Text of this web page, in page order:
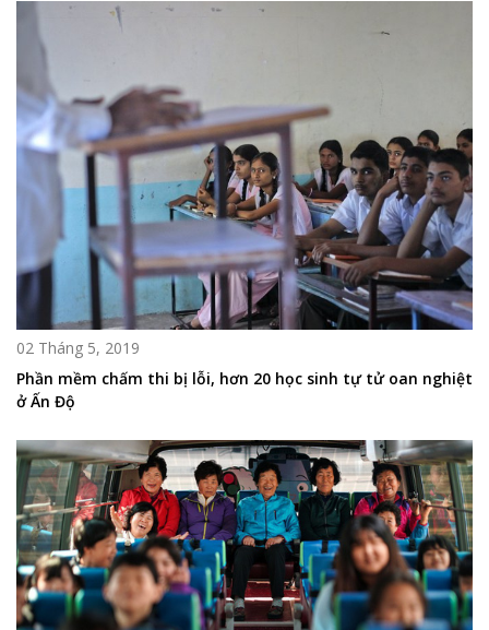
02 Tháng 5, 2019
Phần mềm chấm thi bị lỗi, hơn 20 học sinh tự tử oan nghiệt
ở Ấn Độ